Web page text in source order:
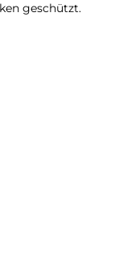
geschützt.
Smartphones
voll zugänglich.
Material.